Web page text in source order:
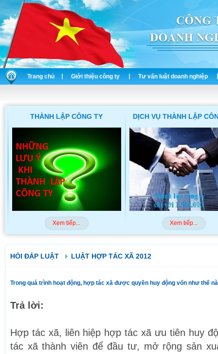
Trang chủ Giới thiệu công ty Tư vấn luật doanh nghiệp
THÀNH LẬP CÔNG TY
Xem tiếp...
DỊCH VỤ THÀNH LẬP
Xem tiếp...
HỎI ĐÁP LUẬT LUẬT HỢP TÁC XÃ 2012
Trong quá trình hoạt động, hợp tác xã được quyền huy động vốn như thế
Trả lời:
Hợp tác xã, liên hiệp hợp tác xã ưu tiên huy
tác xã thành viên để đầu tư, mở rộng sản